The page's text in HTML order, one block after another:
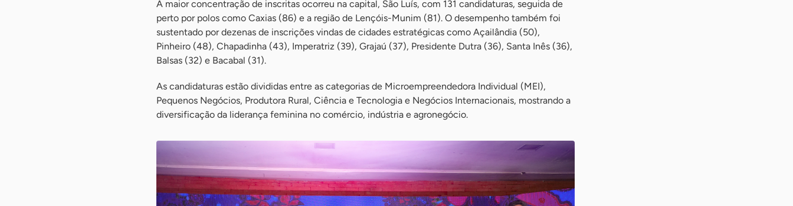
A maior concentração de inscritas ocorreu na capital, São Luís, com 131 candidaturas, seguida de
perto por polos como Caxias (86) e a região de Lençóis-Munim (81). O desempenho também foi
sustentado por dezenas de inscrições vindas de cidades estratégicas como Açailândia (50),
Pinheiro (48), Chapadinha (43), Imperatriz (39), Grajaú (37), Presidente Dutra (36), Santa Inês (36),
Balsas (32) e Bacabal (31).
As candidaturas estão divididas entre as categorias de Microempreendedora Individual (MEI),
Pequenos Negócios, Produtora Rural, Ciência e Tecnologia e Negócios Internacionais, mostrando a
diversificação da liderança feminina no comércio, indústria e agronegócio.